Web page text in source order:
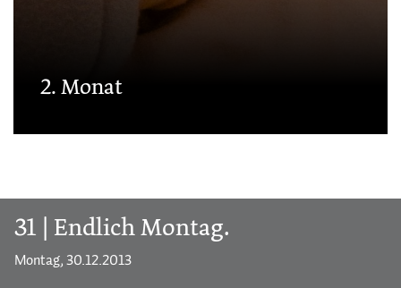
2. Monat
31 | Endlich Montag.
Montag, 30.12.2013